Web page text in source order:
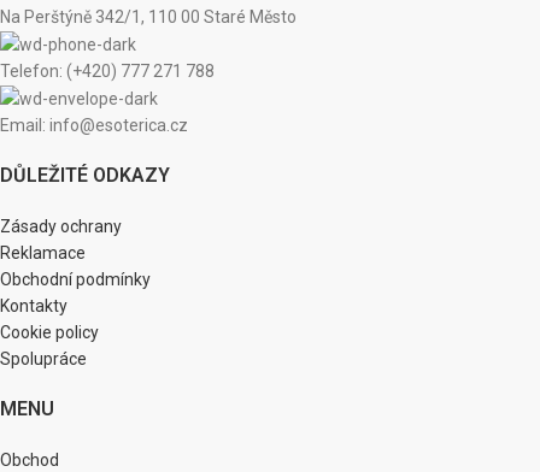
Na Perštýně 342/1, 110 00 Staré Město
Telefon: (+420) 777 271 788
Email: info@esoterica.cz
DŮLEŽITÉ ODKAZY
Zásady ochrany
Reklamace
Obchodní podmínky
Kontakty
Cookie policy
Spolupráce
MENU
Obchod